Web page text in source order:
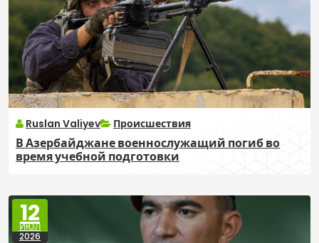
Ruslan Valiyev Происшествия
В Азербайджане военнослужащий погиб во
время учебной подготовки
12
ИЮЛ
2026